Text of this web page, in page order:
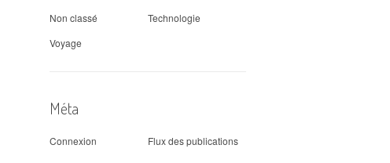
Non classé
Technologie
Voyage
Méta
Connexion
Flux des publications